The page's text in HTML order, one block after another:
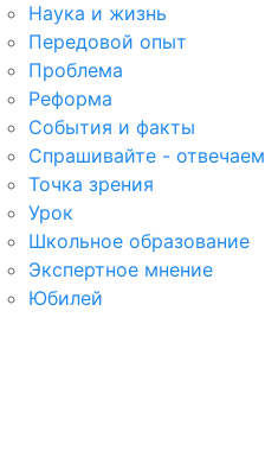
Наука и жизнь
Передовой опыт
Проблема
Реформа
События и факты
Спрашивайте - отвечаем
Точка зрения
Урок
Школьное образование
Экспертное мнение
Юбилей